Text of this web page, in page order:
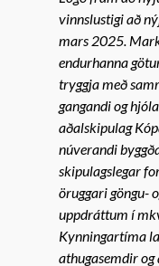
vinnslustigi að
mars 2025.
endurhanna
tryggja með
gangandi og
aðalskipulag
núverandi
skipulagslegar
öruggari göngu-
uppdráttum í
Kynningartíma
athugasemdir og